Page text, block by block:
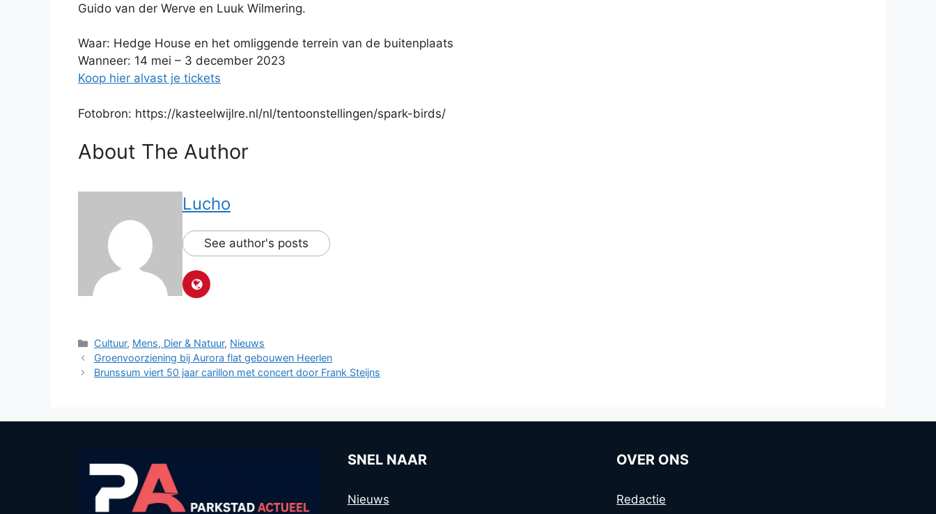
Guido van der Werve en Luuk Wilmering.
Waar: Hedge House en het omliggende terrein van de buitenplaats
Wanneer: 14 mei – 3 december 2023
Koop hier alvast je tickets
Fotobron: https://kasteelwijlre.nl/nl/tentoonstellingen/spark-birds/
About The Author
Lucho
See author's posts
Categorieën
Cultuur, Mens, Dier & Natuur, Nieuws
Groenvoorziening bij Aurora flat gebouwen Heerlen
Brunssum viert 50 jaar carillon met concert door Frank Steijns
SNEL NAAR
Nieuws
OVER ONS
Redactie